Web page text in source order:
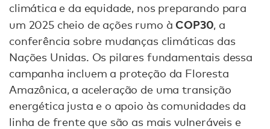
climática e da equidade, nos preparando para
um 2025 cheio de ações rumo àCOP30, a
conferência sobre mudanças climáticas das
Nações Unidas. Os pilares fundamentais dessa
campanha incluem a proteção da Floresta
Amazônica, a aceleração de uma transição
energética justa e o apoio às comunidades da
linha de frente que são as mais vulneráveis e